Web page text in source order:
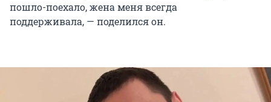
пошло-поехало, жена меня всегда
поддерживала, — поделился он.